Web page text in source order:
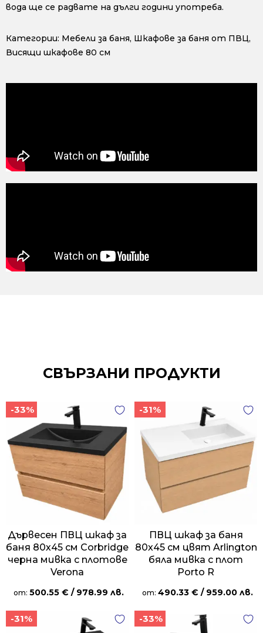
вода ще се радвате на дълги години употреба.
Категории: Мебели за баня, Шкафове за баня от ПВЦ,
Висящи шкафове 80 см
СВЪРЗАНИ ПРОДУКТИ
-33%
Дървесен ПВЦ шкаф за
баня 80х45 см Corbridge
черна мивка с плотове
Verona
от: 500.55 € / 978.99 лв.
-31%
ПВЦ шкаф за баня
80х45 см цвят Arlington
бяла мивка с плот
Porto R
от: 490.33 € / 959.00 лв.
-31% -33%